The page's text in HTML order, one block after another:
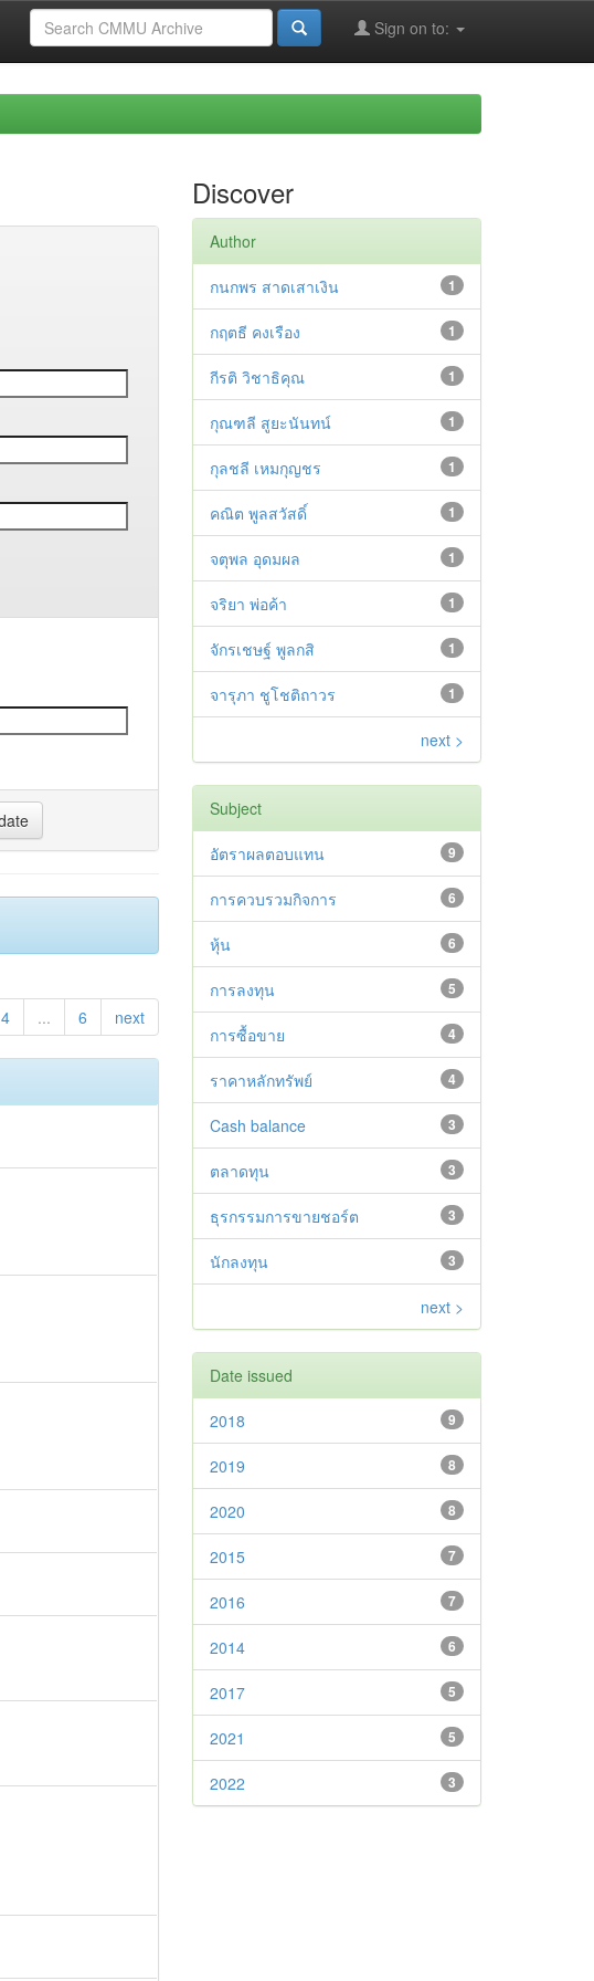
Sign on to:
4 ... 6 next
Discover
Author
1
กนกพร สาดเสาเงิน
1
กฤตธี คงเรือง
1
กีรติ วิชาธิคุณ
1
กุณฑลี สูยะนันทน์
1
กุลชลี เหมกุญชร
1
คณิต พูลสวัสดิ์
1
จตุพล อุดมผล
1
จริยา พ่อค้า
1
จักรเชษฐ์ พูลกสิ
1
จารุภา ชูโชติถาวร
next >
Subject
9
อัตราผลตอบแทน
6
การควบรวมกิจการ
6
หุ้น
5
การลงทุน
4
การซื้อขาย
4
ราคาหลักทรัพย์
3
Cash balance
3
ตลาดทุน
3
ธุรกรรมการขายชอร์ต
3
นักลงทุน
next >
Date issued
9
2018
8
2019
8
2020
7
2015
7
2016
6
2014
5
2017
5
2021
3
2022